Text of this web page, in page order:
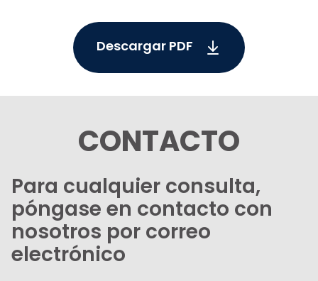
Descargar PDF
CONTACTO
Para cualquier consulta,
póngase en contacto con
nosotros por correo
electrónico